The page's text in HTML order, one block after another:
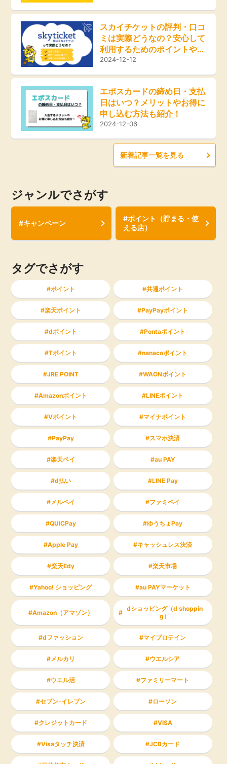
スカイチケットの評判・口コ
ミは実際どうなの？安心して
利用するためのポイントやお
得な方法をご紹介！
2024-12-12
エポスカードの締め日・支払
日はいつ？メリットやお得に
申し込む方法も紹介！
2024-12-06
新着記事一覧を見る
ジャンルでさがす
#キャンペーン
#ポイント（貯まる・使
える店）
タグでさがす
ポイント 共通ポイント
楽天ポイント PayPayポイント
dポイント Pontaポイント
Tポイント nanacoポイント
JRE POINT WAONポイント
Amazonポイント LINEポイント
Vポイント マイナポイント
PayPay スマホ決済
楽天ペイ au PAY
d払い LINE Pay
メルペイ ファミペイ
QUICPay ゆうちょPay
Apple Pay キャッシュレス決済
楽天Edy 楽天市場
Yahoo! ショッピング au PAYマーケット
Amazon（アマゾン）
dショッピング（d shoppin
g）
dファッション マイプロテイン
メルカリ ウエルシア
ウエル活 ファミリーマート
セブン-イレブン ローソン
クレジットカード VISA
Visaタッチ決済 JCBカード